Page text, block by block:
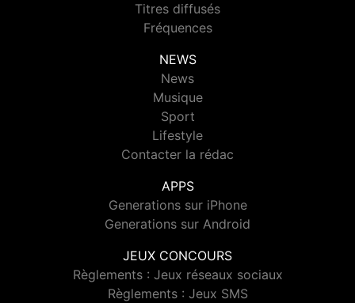
Titres diffusés
Fréquences
NEWS
News
Musique
Sport
Lifestyle
Contacter la rédac
APPS
Generations sur iPhone
Generations sur Android
JEUX CONCOURS
Règlements : Jeux réseaux sociaux
Règlements : Jeux SMS